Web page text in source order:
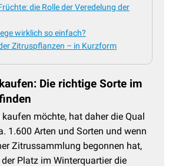
die Rolle der Veredelung der
wirklich so einfach?
Zitruspflanzen – in Kurzform
Die richtige Sorte im
möchte, hat daher die Qual
1.600 Arten und Sorten und wenn
Zitrussammlung begonnen hat,
Platz im Winterquartier die